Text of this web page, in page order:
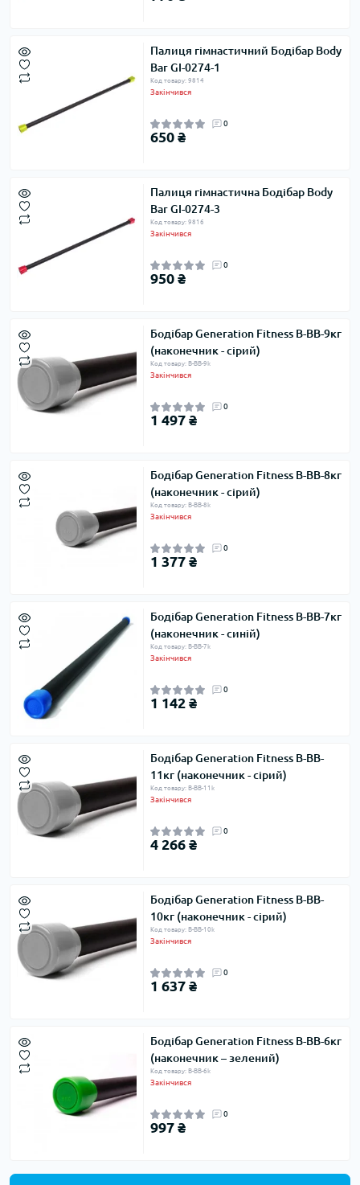
Палиця гімнастичний Бодібар Body
Bar GI-0274-1
Код товару: 9814
Закінчився
0
650 ₴
Палиця гімнастична Бодібар Body
Bar GI-0274-3
Код товару: 9816
Закінчився
0
950 ₴
Бодібар Generation Fitness B-BB-9кг
(наконечник - сірий)
Код товару: B-BB-9k
Закінчився
0
1 497 ₴
Бодібар Generation Fitness B-BB-8кг
(наконечник - сірий)
Код товару: B-BB-8k
Закінчився
0
1 377 ₴
Бодібар Generation Fitness B-BB-7кг
(наконечник - синій)
Код товару: B-BB-7k
Закінчився
0
1 142 ₴
Бодібар Generation Fitness B-BB-
11кг (наконечник - сірий)
Код товару: B-BB-11k
Закінчився
0
4 266 ₴
Бодібар Generation Fitness B-BB-
10кг (наконечник - сірий)
Код товару: B-BB-10k
Закінчився
0
1 637 ₴
Бодібар Generation Fitness B-BB-6кг
(наконечник – зелений)
Код товару: B-BB-6k
Закінчився
0
997 ₴